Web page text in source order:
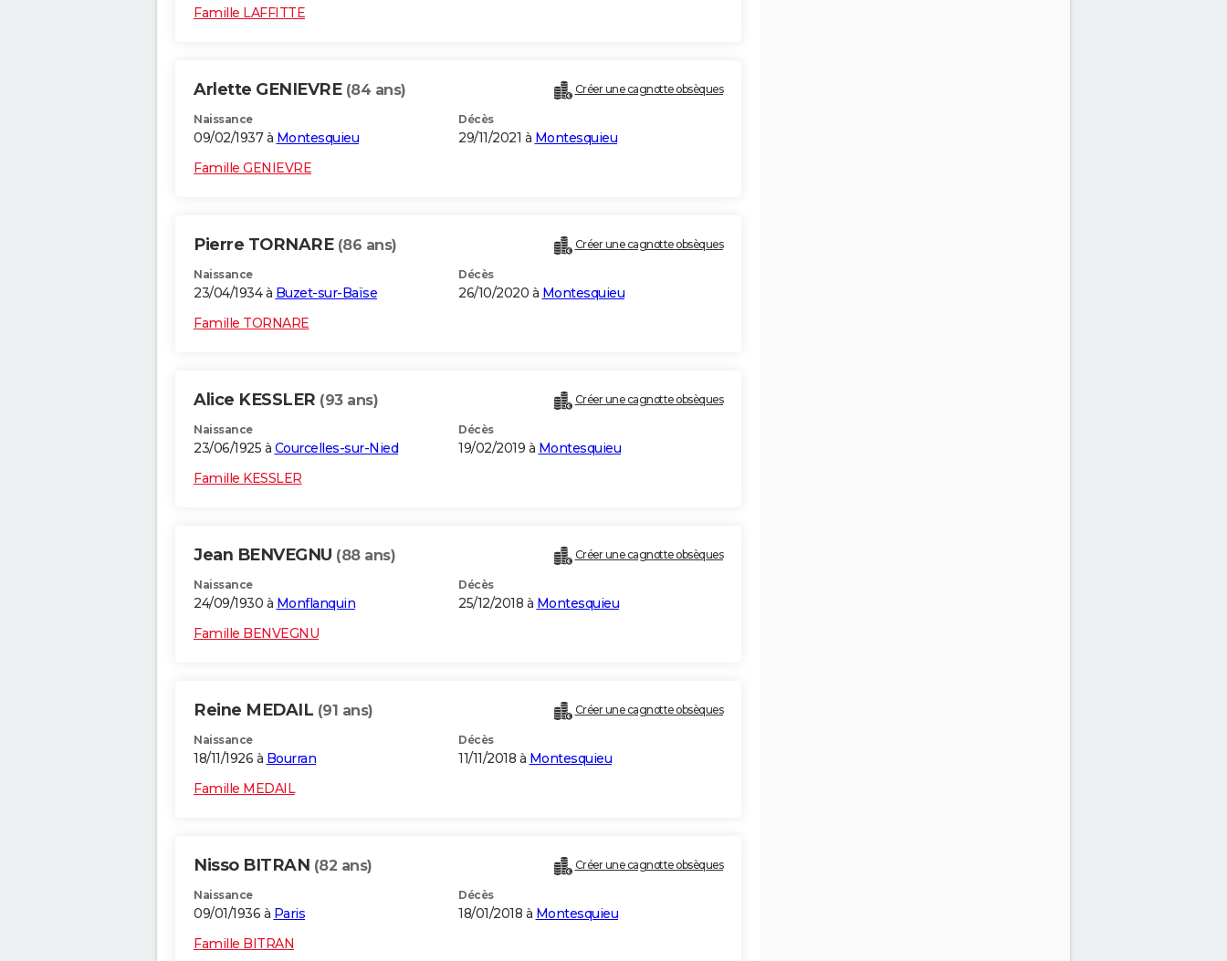
Famille LAFFITTE
Arlette GENIEVRE (84 ans) Créer une cagnotte obsèques
Naissance
09/02/1937 à Montesquieu
Décès
29/11/2021 à Montesquieu
Famille GENIEVRE
Pierre TORNARE (86 ans) Créer une cagnotte obsèques
Naissance
23/04/1934 à Buzet-sur-Baïse
Décès
26/10/2020 à Montesquieu
Famille TORNARE
Alice KESSLER (93 ans) Créer une cagnotte obsèques
Naissance
23/06/1925 à Courcelles-sur-Nied
Décès
19/02/2019 à Montesquieu
Famille KESSLER
Jean BENVEGNU (88 ans) Créer une cagnotte obsèques
Naissance
24/09/1930 à Monflanquin
Décès
25/12/2018 à Montesquieu
Famille BENVEGNU
Reine MEDAIL (91 ans) Créer une cagnotte obsèques
Naissance
18/11/1926 à Bourran
Décès
11/11/2018 à Montesquieu
Famille MEDAIL
Nisso BITRAN (82 ans) Créer une cagnotte obsèques
Naissance
09/01/1936 à Paris
Décès
18/01/2018 à Montesquieu
Famille BITRAN